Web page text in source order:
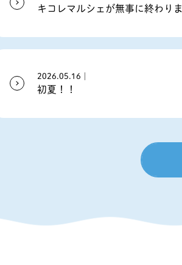
キコレマルシェが無事に終わり
2026.05.16｜
初夏！！